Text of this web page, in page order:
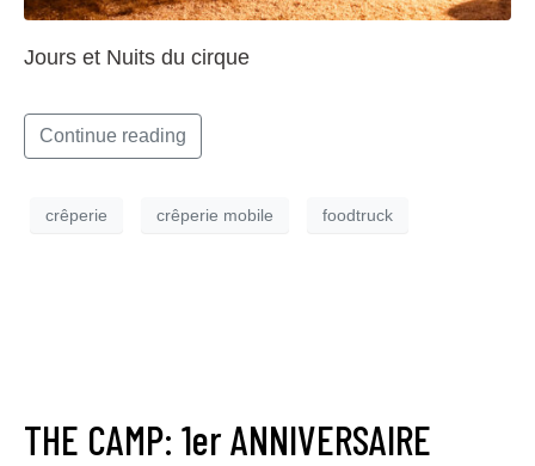
Jours et Nuits du cirque
Continue reading
crêperie crêperie mobile foodtruck
THE CAMP: 1er ANNIVERSAIRE